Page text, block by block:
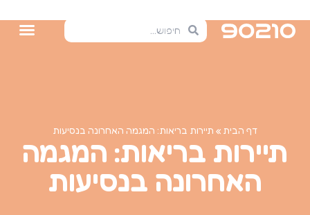
דף הבית » תיירות בריאות: המגמה האחרונה בנסיעות
תיירות בריאות: המגמה
האחרונה בנסיעות